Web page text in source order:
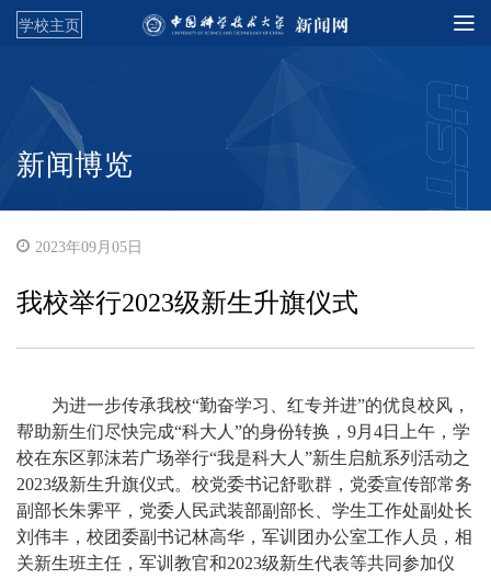
学校主页
新闻博览
2023年09月05日
我校举行2023级新生升旗仪式
为进一步传承我校“勤奋学习、红专并进”的优良校风，
帮助新生们尽快完成“科大人”的身份转换，9月4日上午，学
校在东区郭沫若广场举行“我是科大人”新生启航系列活动之
2023级新生升旗仪式。校党委书记舒歌群，党委宣传部常务
副部长朱霁平，党委人民武装部副部长、学生工作处副处长
刘伟丰，校团委副书记林高华，军训团办公室工作人员，相
关新生班主任，军训教官和2023级新生代表等共同参加仪